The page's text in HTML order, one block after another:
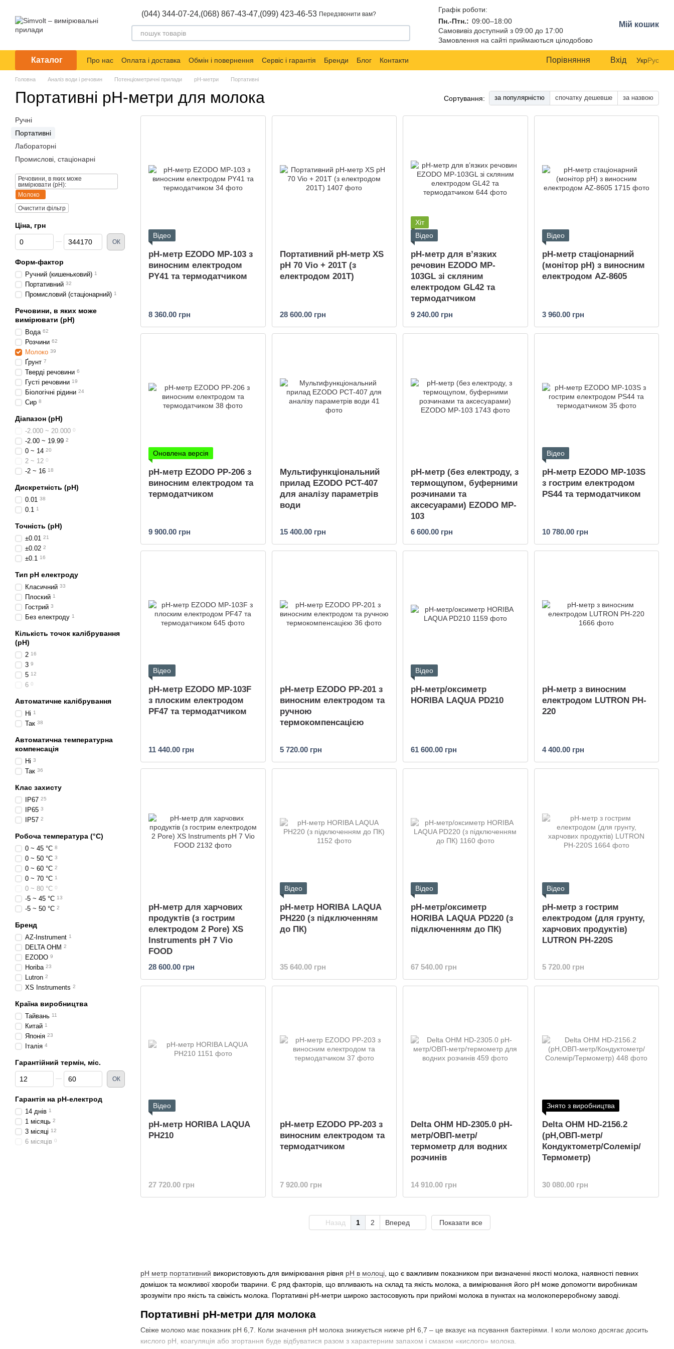
(044) 344-07-24,(068) 867-43-47,(099) 423-46-53 Передзвонити вам?
Графік роботи:
Пн.-Птн.: 09:00–18:00
Самовивіз доступний з 09:00 до 17:00
Замовлення на сайті приймаються цілодобово
Мій кошик
Каталог Про нас Оплата і доставка Обмін і повернення Сервіс і гарантія Бренди Блог Контакти Порівняння Вхід УкрРус
Головна Аналіз води і речовин Потенціометричні прилади pH-метри Портативні
Портативні pH-метри для молока Сортування: за популярністю спочатку дешевше за назвою
рН метр портативний використовують для вимірювання рівня рН в молоці , що є важливим показником при визначенні якості молока, наявності певних
домішок та можливої хвороби тварини. Є ряд факторів, що впливають на склад та якість молока, а вимірювання його рН може допомогти виробникам
зрозуміти про якість та свіжість молока. Портативні рН-метри широко застосовують при прийомі молока в пунктах на молокопереробному заводі.
Портативні pH-метри для молока
Свіже молоко має показник рН 6,7. Коли значення рН молока знижується нижче рН 6,7 – це вказує на псування бактеріями. І коли молоко досягає досить
кислого рН, коагуляція або згортання буде відбуватися разом з характерним запахом і смаком «кислого» молока.
Відео
рН-метр EZODO MP-103 з
виносним електродом
PY41 та термодатчиком
8 360.00 грн
Портативний pH-метр XS
pH 70 Vio + 201T (з
електродом 201T)
28 600.00 грн
Хіт
Відео
рН-метр для в’язких
речовин EZODO MP-
103GL зі скляним
електродом GL42 та
термодатчиком
9 240.00 грн
Відео
pH-метр стаціонарний
(монітор pH) з виносним
електродом AZ-8605
3 960.00 грн
Оновлена версія
рН-метр EZODO PP-206 з
виносним електродом та
термодатчиком
9 900.00 грн
Мультифункціональний
прилад EZODO PCT-407
для аналізу параметрів
води
15 400.00 грн
рН-метр (без електроду, з
термощупом, буферними
розчинами та
аксесуарами) EZODO MP-
103
6 600.00 грн
Відео
рН-метр EZODO MP-103S
з гострим електродом
PS44 та термодатчиком
10 780.00 грн
Відео
рН-метр EZODO MP-103F
з плоским електродом
PF47 та термодатчиком
11 440.00 грн
рН-метр EZODO PP-201 з
виносним електродом та
ручною
термокомпенсацією
5 720.00 грн
Відео
pH-метр/оксиметр
HORIBA LAQUA PD210
61 600.00 грн
pH-метр з виносним
електродом LUTRON PH-
220
4 400.00 грн
pH-метр для харчових
продуктів (з гострим
електродом 2 Pore) XS
Instruments pH 7 Vio
FOOD
28 600.00 грн
Відео
pH-метр HORIBA LAQUA
PH220 (з підключенням
до ПК)
35 640.00 грн
Відео
pH-метр/оксиметр
HORIBA LAQUA PD220 (з
підключенням до ПК)
67 540.00 грн
Відео
pH-метр з гострим
електродом (для грунту,
харчових продуктів)
LUTRON PH-220S
5 720.00 грн
Відео
pH-метр HORIBA LAQUA
PH210
27 720.00 грн
рН-метр EZODO PP-203 з
виносним електродом та
термодатчиком
7 920.00 грн
Delta OHM HD-2305.0 рН-
метр/ОВП-метр/
термометр для водних
розчинів
14 910.00 грн
Знято з виробництва
Delta OHM HD-2156.2
(рН,ОВП-метр/
Кондуктометр/Солемір/
Термометр)
30 080.00 грн
Назад 1 2 Вперед Показати все
Ручні
Портативні
Лабораторні
Промислові, стаціонарні
Речовини, в яких може
вимірювати (pH):
Молоко
Очистити фільтр
Ціна, грн
Від Ціна, грн
До Ціна, грн ОК
Форм-фактор
Ручний (кишеньковий) 1
Портативний 32
Промисловий (стаціонарний) 1
Речовини, в яких може
вимірювати (pH)
Вода 62
Розчини 62
Молоко 39
Ґрунт 7
Тверді речовини 6
Густі речовини 19
Біологічні рідини 24
Сир 8
Діапазон (pH)
-2.000 ~ 20.000 0
-2.00 ~ 19.99 2
0 ~ 14 20
2 ~ 12 0
-2 ~ 16 18
Дискретність (pH)
0.01 38
0.1 1
Точність (pH)
±0.01 21
±0.02 2
±0.1 16
Тип pH електроду
Класичний 33
Плоский 1
Гострий 3
Без електроду 1
Кількість точок калібрування
(pH)
2 16
3 9
5 12
6 0
Автоматичне калібрування
Ні 1
Так 38
Автоматична температурна
компенсація
Ні 3
Так 36
Клас захисту
IP67 25
IP65 3
IP57 2
Робоча температура (°C)
0 ~ 45 °C 8
0 ~ 50 °C 3
0 ~ 60 °C 2
0 ~ 70 °C 1
0 ~ 80 °C 0
-5 ~ 45 °C 13
-5 ~ 50 °C 2
Бренд
AZ-Instrument 1
DELTA OHM 2
EZODO 9
Horiba 23
Lutron 2
XS Instruments 2
Країна виробництва
Тайвань 11
Китай 1
Японія 23
Італія 4
Гарантійний термін, міс.
Від Гарантійний термін, міс.
До Гарантійний термін, міс. ОК
Гарантія на pH-електрод
14 днів 1
1 місяць 2
3 місяці 12
6 місяців 0